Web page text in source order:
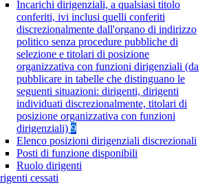
Incarichi dirigenziali, a qualsiasi titolo
conferiti, ivi inclusi quelli conferiti
discrezionalmente dall'organo di indirizzo
politico senza procedure pubbliche di
selezione e titolari di posizione
organizzativa con funzioni dirigenziali (da
pubblicare in tabelle che distinguano le
seguenti situazioni: dirigenti, dirigenti
individuati discrezionalmente, titolari di
posizione organizzativa con funzioni
dirigenziali) 9
Elenco posizioni dirigenziali discrezionali
Posti di funzione disponibili
Ruolo dirigenti
cessati